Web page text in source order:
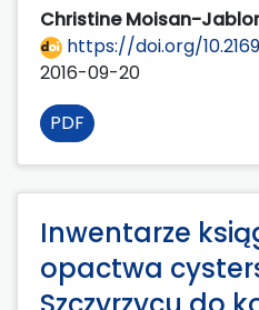
Christine Moisan-
https://doi.org/
2016-09-20
PDF
Inwentarze
opactwa